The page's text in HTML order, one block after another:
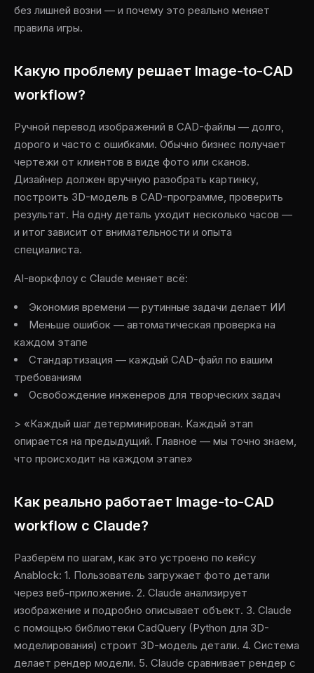
без лишней возни — и почему это реально меняет
правила игры.
Какую проблему решает Image-to-CAD
workflow?
Ручной перевод изображений в CAD-файлы — долго,
дорого и часто с ошибками. Обычно бизнес получает
чертежи от клиентов в виде фото или сканов.
Дизайнер должен вручную разобрать картинку,
построить 3D-модель в CAD-программе, проверить
результат. На одну деталь уходит несколько часов —
и итог зависит от внимательности и опыта
специалиста.
AI-воркфлоу с Claude меняет всё:
Экономия времени — рутинные задачи делает ИИ
Меньше ошибок — автоматическая проверка на
каждом этапе
Стандартизация — каждый CAD-файл по вашим
требованиям
Освобождение инженеров для творческих задач
> «Каждый шаг детерминирован. Каждый этап
опирается на предыдущий. Главное — мы точно знаем,
что происходит на каждом этапе»
Как реально работает Image-to-CAD
workflow с Claude?
Разберём по шагам, как это устроено по кейсу
Anablock: 1. Пользователь загружает фото детали
через веб-приложение. 2. Claude анализирует
изображение и подробно описывает объект. 3. Claude
с помощью библиотеки CadQuery (Python для 3D-
моделирования) строит 3D-модель детали. 4. Система
делает рендер модели. 5. Claude сравнивает рендер с